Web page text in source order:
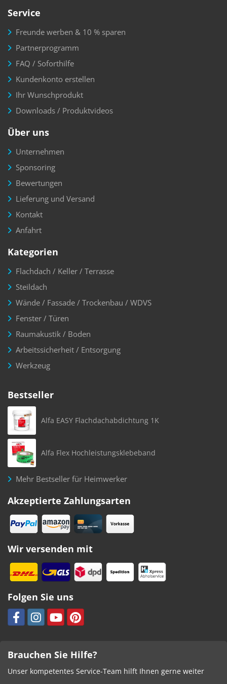
Service
Freunde werben & 10 % sparen
Partnerprogramm
FAQ / Soforthilfe
Kundenkonto erstellen
Ihr Wunschprodukt
Downloads / Produktvideos
Über uns
Unternehmen
Sponsoring
Bewertungen
Lieferung und Versand
Kontakt
Anfahrt
Kategorien
Flachdach / Keller / Terrasse
Steildach
Wände / Fassade / Trockenbau / WDVS
Fenster / Türen
Raumakustik / Boden
Arbeitssicherheit / Entsorgung
Werkzeug
Bestseller
Alfa EASY Flachdachabdichtung 1K
Alfa Flex Hochleistungsklebeband
Mehr Bestseller für Heimwerker
Akzeptierte Zahlungsarten
Wir versenden mit
Folgen Sie uns
Brauchen Sie Hilfe?
Unser kompetentes Service-Team hilft Ihnen gerne weiter